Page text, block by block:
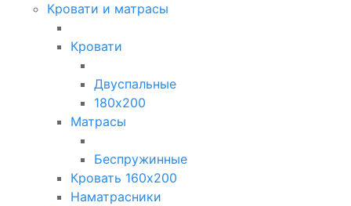
Кровати и матрасы
Кровати
Двуспальные
180х200
Матрасы
Беспружинные
Кровать 160х200
Наматрасники